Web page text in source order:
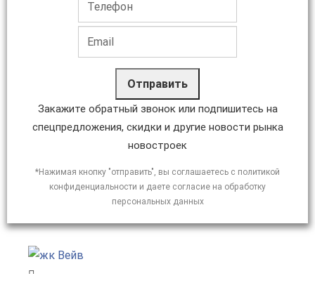
Отправить
Закажите обратный звонок или подпишитесь на
спецпредложения, скидки и другие новости рынка
новостроек
*Нажимая кнопку "отправить", вы соглашаетесь с политикой
конфиденциальности и даете согласие на обработку
персональных данных